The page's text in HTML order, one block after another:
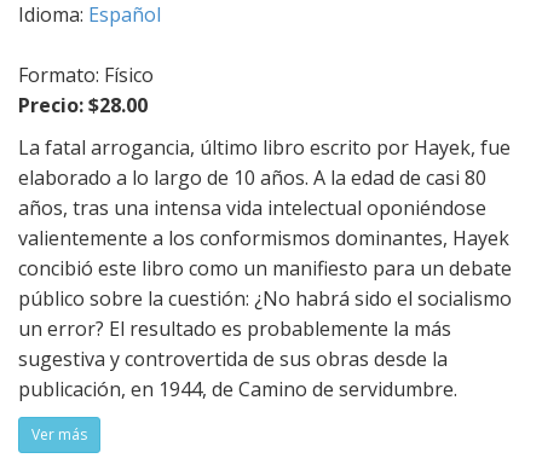
Idioma: Español
Formato: Físico
Precio: $28.00
La fatal arrogancia, último libro escrito por Hayek, fue
elaborado a lo largo de 10 años. A la edad de casi 80
años, tras una intensa vida intelectual oponiéndose
valientemente a los conformismos dominantes, Hayek
concibió este libro como un manifiesto para un debate
público sobre la cuestión: ¿No habrá sido el socialismo
un error? El resultado es probablemente la más
sugestiva y controvertida de sus obras desde la
publicación, en 1944, de Camino de servidumbre.
Ver más